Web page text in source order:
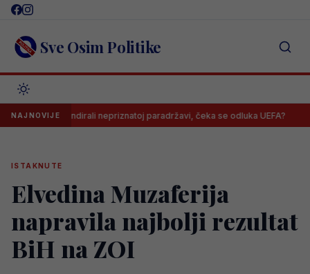
Skip
content Sve Osim Politike
NAJNOVIJE
skandirali nepriznatoj paradržavi, čeka se odluka UEFA?
ISTAKNUTE
Elvedina Muzaferija
napravila najbolji rezultat
BiH na ZOI